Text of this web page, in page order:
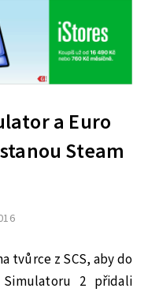
a Euro
Steam
tvůrce z SCS, aby do
2 přidali